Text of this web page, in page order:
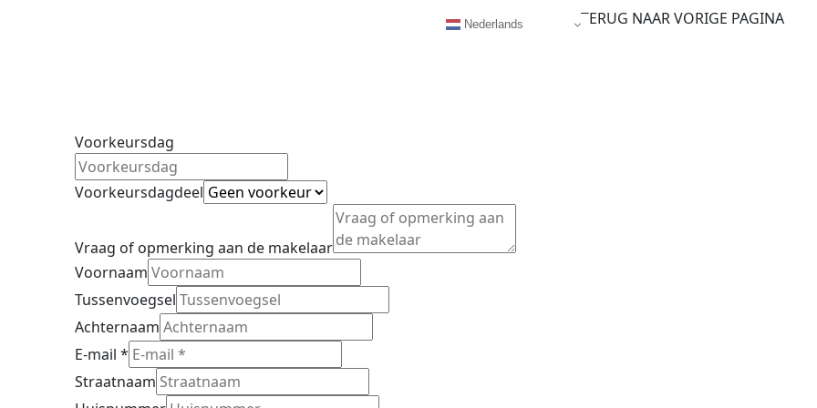
TERUG NAAR VORIGE PAGINA
Voorkeursdag
Voorkeursdagdeel
Vraag of opmerking aan de makelaar
Voornaam
Tussenvoegsel
Achternaam
E-mail *
Straatnaam
Nederlands